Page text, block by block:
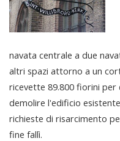
navata centrale a due
altri spazi attorno a un
ricevette 89.800 fiorini
demolire l'edificio
richieste di risarcimento
fine fallì.